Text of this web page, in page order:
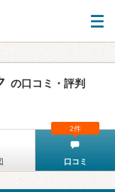
の口コミ・評判
口コミ
2件